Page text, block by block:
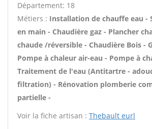
Département: 18
Métiers : Installation de chauffe eau -
en main - Chaudière gaz - Plancher
chaude /réversible - Chaudière Bois -
Pompe à chaleur air-eau - Pompe à
Traitement de l'eau (Antitartre -
filtration) - Rénovation plomberie
partielle -
Voir la fiche artisan : Thebault eurl